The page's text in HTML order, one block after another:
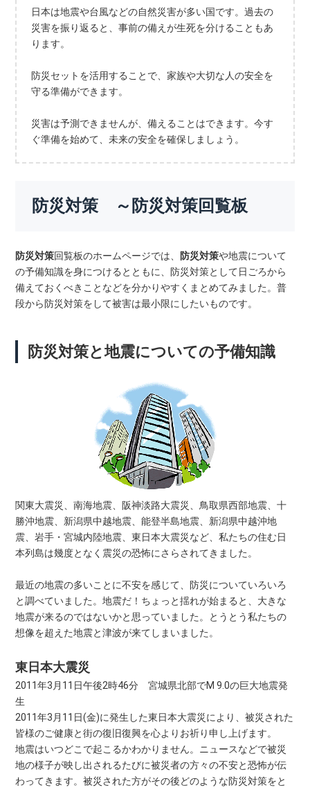
日本は地震や台風などの自然災害が多い国です。過去の
災害を振り返ると、事前の備えが生死を分けることもあ
ります。
防災セットを活用することで、家族や大切な人の安全を
守る準備ができます。
災害は予測できませんが、備えることはできます。今す
ぐ準備を始めて、未来の安全を確保しましょう。
防災対策 ～防災対策回覧板
防災対策回覧板のホームページでは、 防災対策や地震について
の予備知識を身につけるとともに、防災対策として日ごろから
備えておくべきことなどを分かりやすくまとめてみました。普
段から防災対策をして被害は最小限にしたいものです。
防災対策と地震についての予備知識
関東大震災、南海地震、阪神淡路大震災、鳥取県西部地震、十
勝沖地震、新潟県中越地震、能登半島地震、新潟県中越沖地
震、岩手・宮城内陸地震、東日本大震災など、私たちの住む日
本列島は幾度となく震災の恐怖にさらされてきました。
最近の地震の多いことに不安を感じて、防災についていろいろ
と調べていました。地震だ！ちょっと揺れが始まると、大きな
地震が来るのではないかと思っていました。とうとう私たちの
想像を超えた地震と津波が来てしまいました。
東日本大震災
2011年3月11日午後2時46分 宮城県北部でM 9.0の巨大地震発
生
2011年3月11日(金)に発生した東日本大震災により、被災された
皆様のご健康と街の復旧復興を心よりお祈り申し上げます。
地震はいつどこで起こるかわかりません。ニュースなどで被災
地の様子が映し出されるたびに被災者の方々の不安と恐怖が伝
わってきます。被災された方がその後どのような防災対策をと